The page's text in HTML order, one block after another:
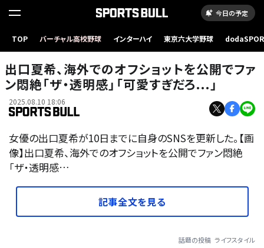
今日の予定
TOP バーチャル高校野球 インターハイ 東京六大学野球
出口夏希、海外でのオフショットを公開でファ
ン悶絶「ザ・透明感」「可愛すぎだろ...」
2025.08.10 18:06
女優の出口夏希が10日までに自身のSNSを更新した。【画
像】出口夏希、海外でのオフショットを公開でファン悶絶
「ザ・透明感…
記事全文を見る
話題の投稿 ライフスタイル